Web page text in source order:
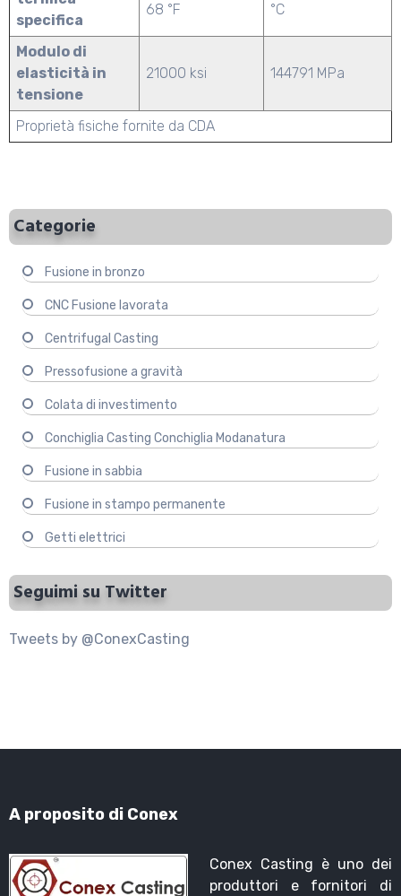
Proprietà fisiche fornite da CDA
specifica
68 °F °C
Modulo di
elasticità in
tensione
21000 ksi 144791 MPa
Categorie
Fusione in bronzo
CNC Fusione lavorata
Centrifugal Casting
Pressofusione a gravità
Colata di investimento
Conchiglia Casting Conchiglia Modanatura
Fusione in sabbia
Fusione in stampo permanente
Getti elettrici
Seguimi su Twitter
Tweets by @ConexCasting
A proposito di Conex
Conex Casting è uno dei
produttori e fornitori di